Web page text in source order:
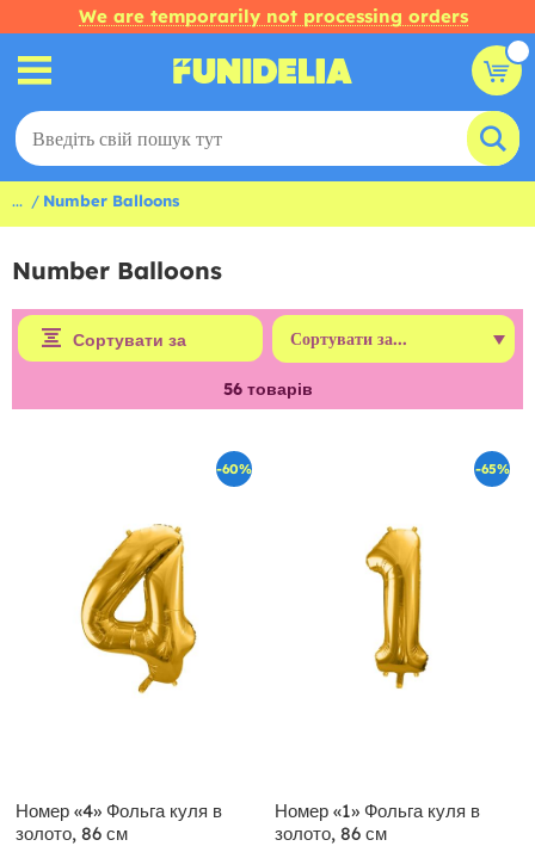
We are temporarily not processing orders
... Number Balloons
Number Balloons
Сортувати за
56товарів
-60%
Номер «4» Фольга куля в
золото, 86 см
-65%
Номер «1» Фольга куля в
золото, 86 см